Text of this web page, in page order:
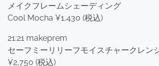
メイクフレームシェーディング
Cool Mocha ¥1,430 (税込)
21:21 makeprem
セーフミーリリーフモイスチャークレン
¥2,750 (税込)